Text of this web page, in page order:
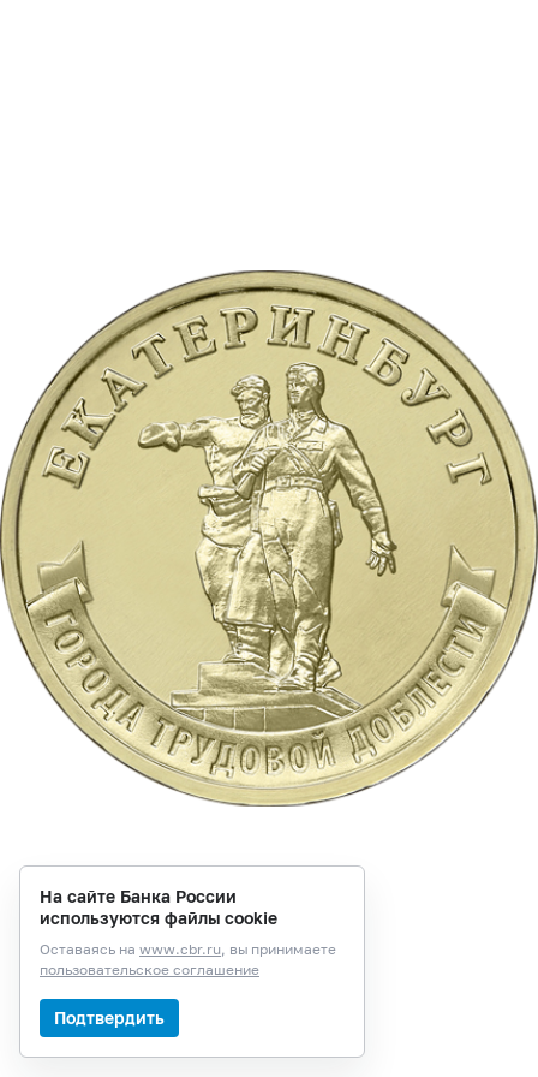
На сайте Банка России
используются файлы cookie
Оставаясь на www.cbr.ru, вы принимаете
пользовательское соглашение
Подтвердить